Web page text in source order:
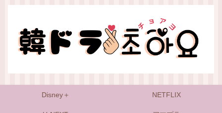
Disney＋ NETFLIX